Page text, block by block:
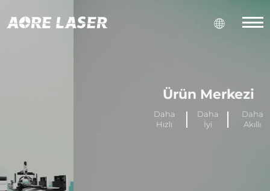
Ürün Merkezi
Daha
Daha